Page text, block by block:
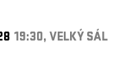
19:30, VELKÝ SÁL